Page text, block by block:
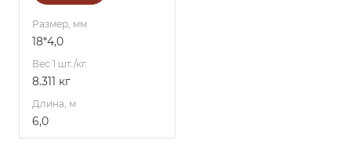
Размер, мм
18*4,0
Вес 1 шт./кг.
8.311 кг
Длина, м
6,0